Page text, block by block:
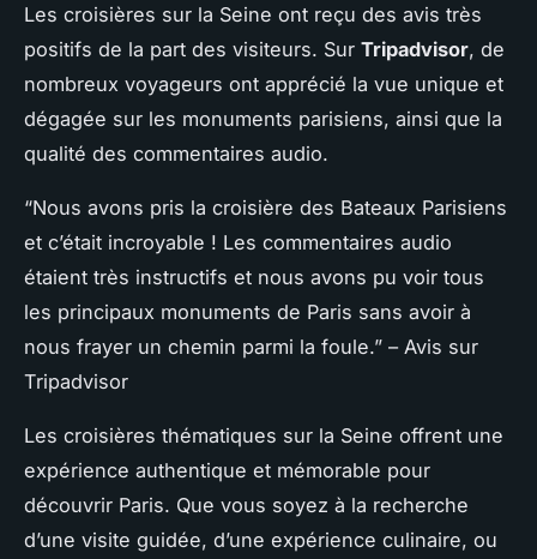
Les croisières sur la Seine ont reçu des avis très
positifs de la part des visiteurs. Sur Tripadvisor, de
nombreux voyageurs ont apprécié la vue unique et
dégagée sur les monuments parisiens, ainsi que la
qualité des commentaires audio.
“Nous avons pris la croisière des Bateaux Parisiens
et c’était incroyable ! Les commentaires audio
étaient très instructifs et nous avons pu voir tous
les principaux monuments de Paris sans avoir à
nous frayer un chemin parmi la foule.” – Avis sur
Tripadvisor
Les croisières thématiques sur la Seine offrent une
expérience authentique et mémorable pour
découvrir Paris. Que vous soyez à la recherche
d’une visite guidée, d’une expérience culinaire, ou